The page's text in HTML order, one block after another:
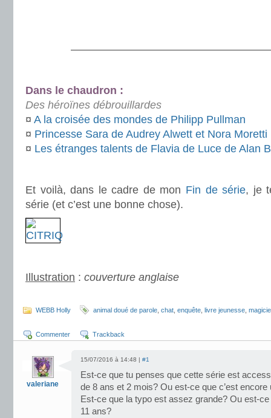
Dans le chaudron :
Des héroïnes débrouillardes
¤ A la croisée des mondes de Philipp Pullman
¤ Princesse Sara de Audrey Alwett et Nora Moretti
¤ Les étranges talents de Flavia de Luce de Alan
Et voilà, dans le cadre de mon Fin de série, je
série (et c’est une bonne chose).
Illustration : couverture anglaise
WEBB Holly animal doué de parole chat enquête livre jeunesse
Commenter Trackback
valeriane
15/07/2016 à 14:48 | #1
Est-ce que tu penses que cette série est
de 8 ans et 2 mois? Ou est-ce que c’est encore
Est-ce que la typo est assez grande? Ou est-ce
11 ans?